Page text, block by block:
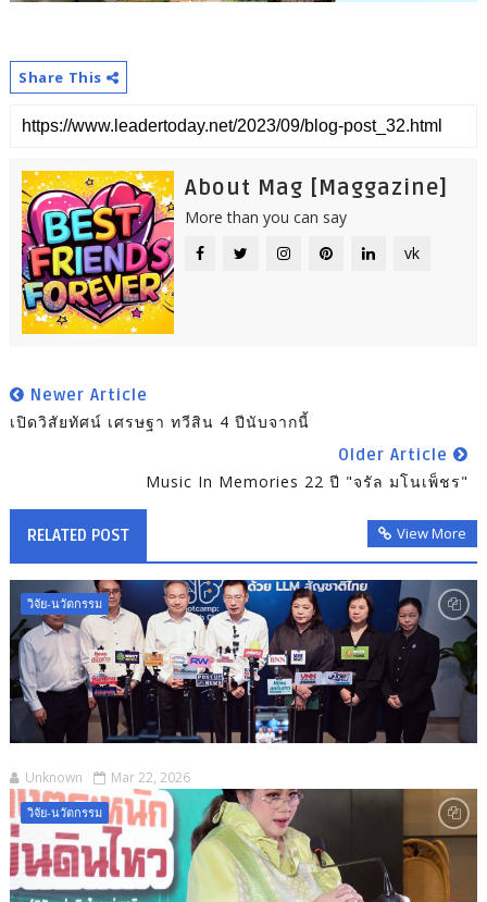
Share This
About Mag [Maggazine]
More than you can say
vk
Newer Article
เปิดวิสัยทัศน์ เศรษฐา ทวีสิน 4 ปีนับจากนี้
Older Article
Music In Memories 22 ปี "จรัล มโนเพ็ชร"
RELATED POST View More
วิจัย-นวัตกรรม
Unknown Mar 22, 2026
วิจัย-นวัตกรรม